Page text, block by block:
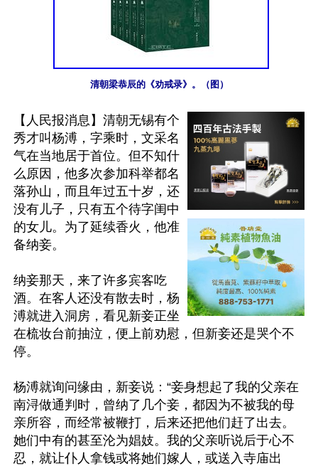
清朝梁恭辰的《劝戒录》。（图）
【人民报消息】清朝无锡有个
秀才叫杨溥，字乘时，文采名
气在当地居于首位。但不知什
么原因，他多次参加科举都名
落孙山，而且年过五十岁，还
没有儿子，只有五个待字闺中
的女儿。为了延续香火，他准
备纳妾。
纳妾那天，来了许多宾客吃
酒。在客人还没有散去时，杨
溥就进入洞房，看见新妾正坐
在梳妆台前抽泣，便上前劝慰，但新妾还是哭个不
停。
杨溥就询问缘由，新妾说：“妾身想起了我的父亲在
南浔做通判时，曾纳了几个妾，都因为不被我的母
亲所容，而经常被鞭打，后来还把他们赶了出去。
她们中有的甚至沦为娼妓。我的父亲听说后于心不
忍，就让仆人拿钱或将她们嫁人，或送入寺庙出